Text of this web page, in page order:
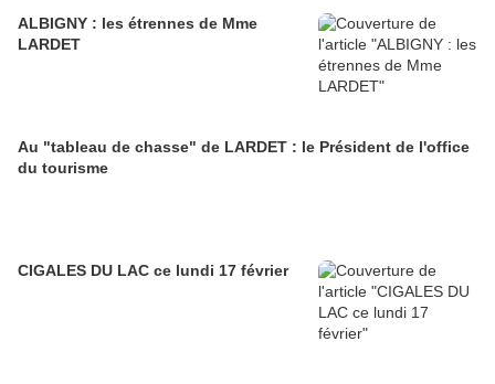
ALBIGNY : les étrennes de Mme
LARDET
Au "tableau de chasse" de LARDET : le Président de l'office
du tourisme
CIGALES DU LAC ce lundi 17 février